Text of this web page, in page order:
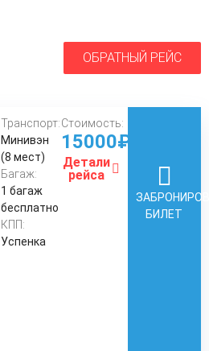
ОБРАТНЫЙ РЕЙС
Транспорт:
Минивэн
(8 мест)
Багаж:
1 багаж
бесплатно
КПП:
Успенка
Стоимость:
15000₽
Детали
рейса
БИЛЕТ